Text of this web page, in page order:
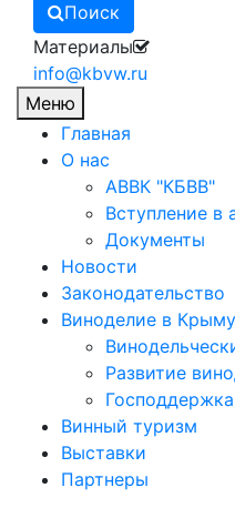
Поиск
Материалы
info@kbvw.ru
Меню
Главная
О нас
АВВК "КБВВ"
Вступление в
Документы
Новости
Законодательство
Виноделие в Крыму
Развитие
Винный туризм
Выставки
Партнеры